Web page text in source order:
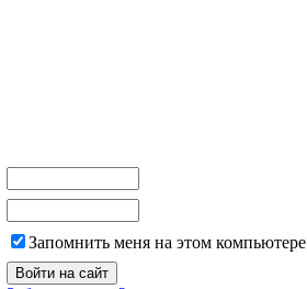
Запомнить меня на этом компьютере